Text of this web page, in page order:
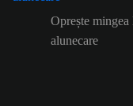
Oprește
alunecare